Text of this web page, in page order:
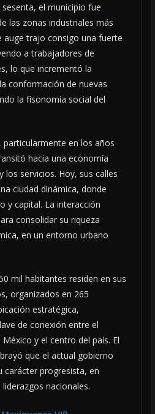
el municipio fue
las zonas industriales más
auge trajo consigo una fuerte
a trabajadores de
lo que incrementó la
conformación de nuevas
la fisonomía social del
en los años
hacia una economía
los servicios. Hoy, sus calles
ciudad dinámica, donde
y capital. La interacción
consolidar su riqueza
en un entorno urbano
mil habitantes residen en sus
organizados en 265
estratégica,
de conexión entre el
y el centro del país. El
que el actual gobierno
carácter progresista, en
nacionales.